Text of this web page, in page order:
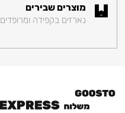
מוצרים שבירים
נארזים בקפידה ומרופדים